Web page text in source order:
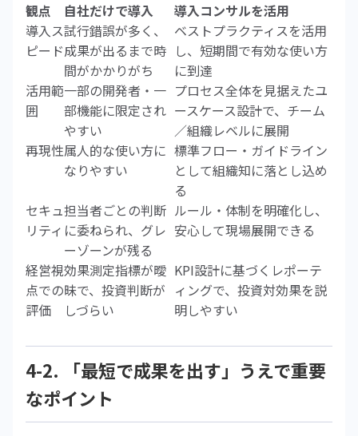
観点 自社だけで導入
導入コンサルを活用
導入ス
ピード
試行錯誤が多く、
成果が出るまで時
間がかかりがち
ベストプラクティスを活用
し、短期間で有効な使い方
に到達
活用範
囲
一部の開発者・一
部機能に限定され
やすい
プロセス全体を見据えたユ
ースケース設計で、チーム
／組織レベルに展開
再現性属人的な使い方に
なりやすい
標準フロー・ガイドライン
として組織知に落とし込め
る
セキュ
リティ
担当者ごとの判断
に委ねられ、グレ
ーゾーンが残る
ルール・体制を明確化し、
安心して現場展開できる
経営視
点での
評価
効果測定指標が曖
昧で、投資判断が
しづらい
KPI設計に基づくレポーテ
ィングで、投資対効果を説
明しやすい
4-2. 「最短で成果を出す」うえで重要
なポイント